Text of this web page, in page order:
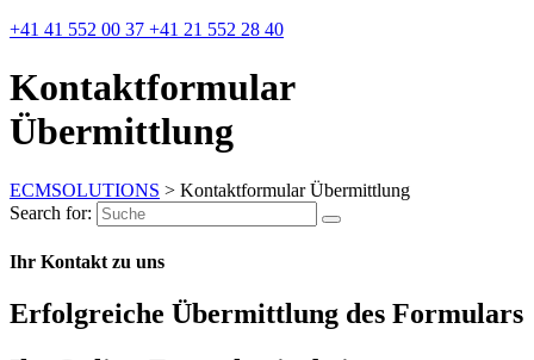
+41 41 552 00 37 +41 21 552 28 40
Kontaktformular
Übermittlung
ECMSOLUTIONS > Kontaktformular Übermittlung
Search for:
Ihr Kontakt zu uns
Erfolgreiche Übermittlung des Formulars